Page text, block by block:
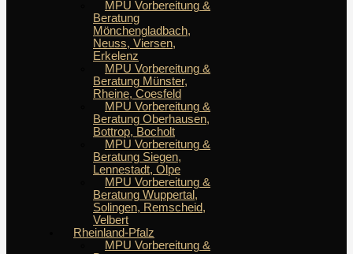
MPU Vorbereitung &
Beratung
Mönchengladbach,
Neuss, Viersen,
Erkelenz
MPU Vorbereitung &
Beratung Münster,
Rheine, Coesfeld
MPU Vorbereitung &
Beratung Oberhausen,
Bottrop, Bocholt
MPU Vorbereitung &
Beratung Siegen,
Lennestadt, Olpe
MPU Vorbereitung &
Beratung Wuppertal,
Solingen, Remscheid,
Velbert
Rheinland-Pfalz
MPU Vorbereitung &